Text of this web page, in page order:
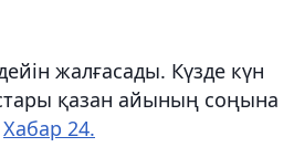
жалғасады. Күзде күн
қазан айының соңына
Хабар 24.